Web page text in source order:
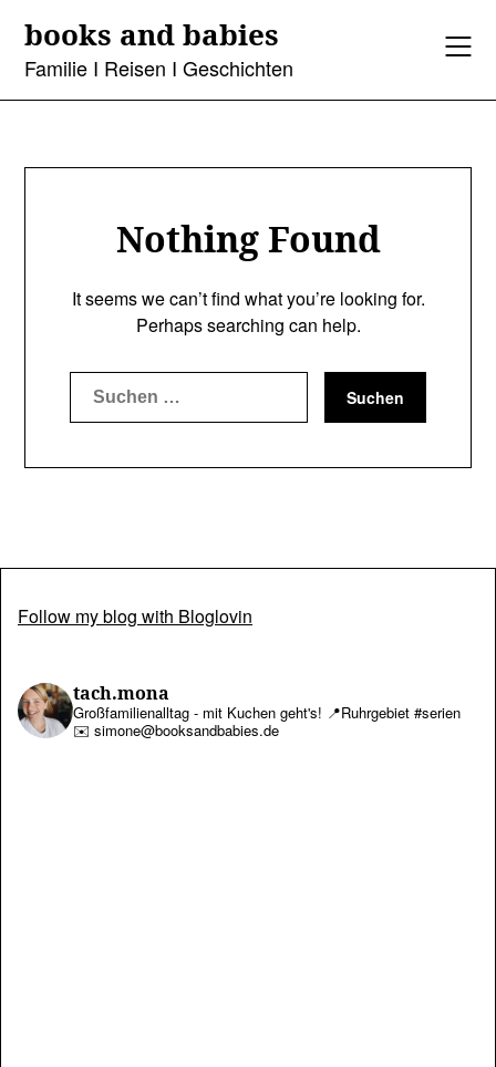
content
books and babies
Familie I Reisen I Geschichten
Nothing Found
It seems we can’t find what you’re looking for.
Perhaps searching can help.
Suchen
nach:
Follow my blog with Bloglovin
tach.mona
Großfamilienalltag - mit Kuchen geht's! 📍Ruhrgebiet #serien
✉️ simone@booksandbabies.de